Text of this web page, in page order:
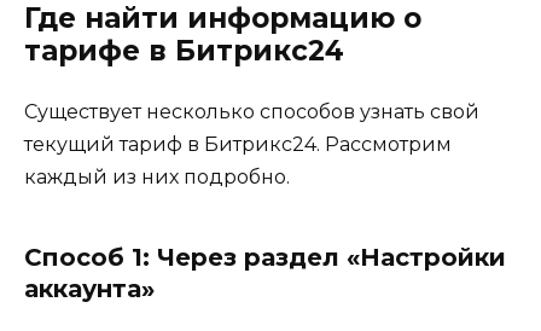
Где найти информацию о
тарифе в Битрикс24
Существует несколько способов узнать свой
текущий тариф в Битрикс24. Рассмотрим
каждый из них подробно.
Способ 1: Через раздел «Настройки
аккаунта»